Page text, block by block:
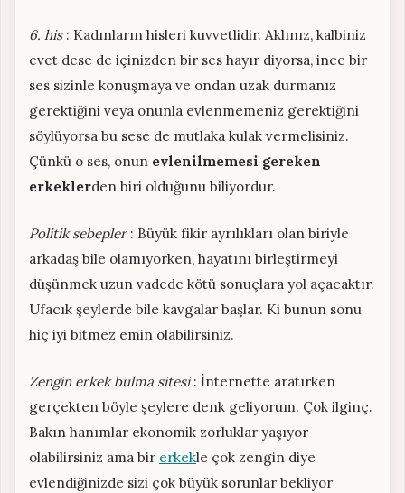
6. his: Kadınların hisleri kuvvetlidir. Aklınız, kalbiniz
evet dese de içinizden bir ses hayır diyorsa, ince bir
ses sizinle konuşmaya ve ondan uzak durmanız
gerektiğini veya onunla evlenmemeniz gerektiğini
söylüyorsa bu sese de mutlaka kulak vermelisiniz.
Çünkü o ses, onun evlenilmemesi gereken
erkeklerden biri olduğunu biliyordur.
Politik sebepler: Büyük fikir ayrılıkları olan biriyle
arkadaş bile olamıyorken, hayatını birleştirmeyi
düşünmek uzun vadede kötü sonuçlara yol açacaktır.
Ufacık şeylerde bile kavgalar başlar. Ki bunun sonu
hiç iyi bitmez emin olabilirsiniz.
Zengin erkek bulma sitesi: İnternette aratırken
gerçekten böyle şeylere denk geliyorum. Çok ilginç.
Bakın hanımlar ekonomik zorluklar yaşıyor
olabilirsiniz ama bir erkekle çok zengin diye
evlendiğinizde sizi çok büyük sorunlar bekliyor